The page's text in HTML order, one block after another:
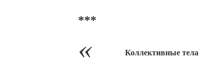
***
Коллективные тела